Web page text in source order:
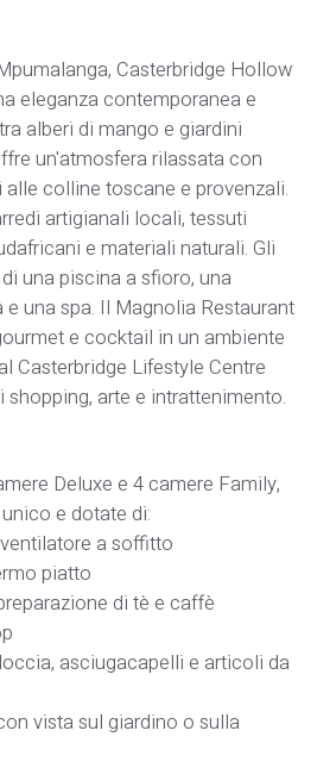
Casterbridge Hollow
eleganza contemporanea e
alberi di mango e giardini
un'atmosfera rilassata con
colline toscane e provenzali.
artigianali locali, tessuti
e materiali naturali. Gli
una piscina a sfioro, una
una spa. Il Magnolia Restaurant
e cocktail in un ambiente
Casterbridge Lifestyle Centre
arte e intrattenimento.
Deluxe e 4 camere Family,
e dotate di:
a soffitto
piatto
di tè e caffè
asciugacapelli e articoli da
vista sul giardino o sulla